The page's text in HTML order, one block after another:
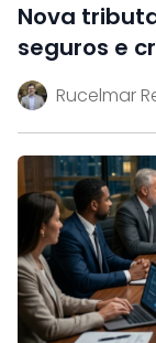
Nova
seguros e
Rucelmar